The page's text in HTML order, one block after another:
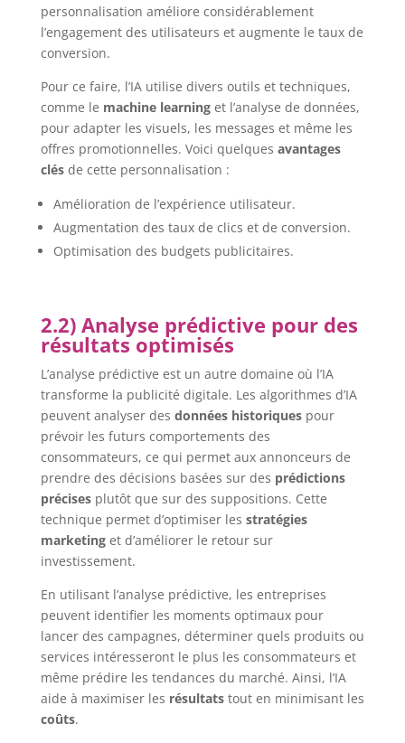
personnalisation améliore considérablement
l’engagement des utilisateurs et augmente le taux de
conversion.
Pour ce faire, l’IA utilise divers outils et techniques,
comme le machine learninget l’analyse de données,
pour adapter les visuels, les messages et même les
offres promotionnelles. Voici quelques avantages
clésde cette personnalisation :
Amélioration de l’expérience utilisateur.
Augmentation des taux de clics et de conversion.
Optimisation des budgets publicitaires.
2.2) Analyse prédictive pour des
résultats optimisés
L’analyse prédictive est un autre domaine où l’IA
transforme la publicité digitale. Les algorithmes d’IA
peuvent analyser des données historiquespour
prévoir les futurs comportements des
consommateurs, ce qui permet aux annonceurs de
prendre des décisions basées sur des prédictions
précisesplutôt que sur des suppositions. Cette
technique permet d’optimiser les stratégies
marketinget d’améliorer le retour sur
investissement.
En utilisant l’analyse prédictive, les entreprises
peuvent identifier les moments optimaux pour
lancer des campagnes, déterminer quels produits ou
services intéresseront le plus les consommateurs et
même prédire les tendances du marché. Ainsi, l’IA
aide à maximiser les résultatstout en minimisant les
coûts.